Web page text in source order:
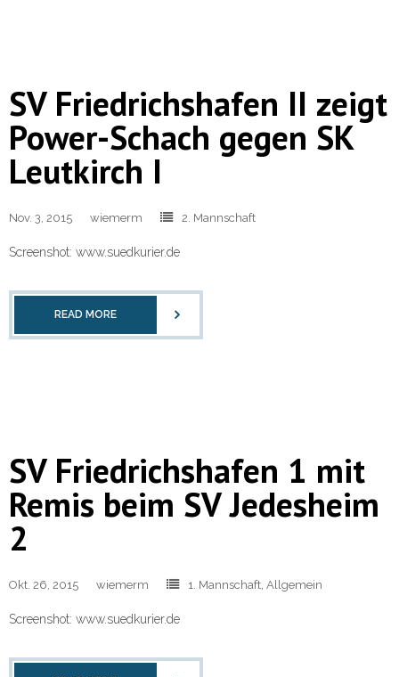
SV Friedrichshafen II zeigt
Power-Schach gegen SK
Leutkirch I
Nov. 3, 2015 wiemerm 2. Mannschaft
Screenshot: www.suedkurier.de
READ MORE
SV Friedrichshafen 1 mit
Remis beim SV Jedesheim
2
Okt. 26, 2015 wiemerm 1. Mannschaft, Allgemein
Screenshot: www.suedkurier.de